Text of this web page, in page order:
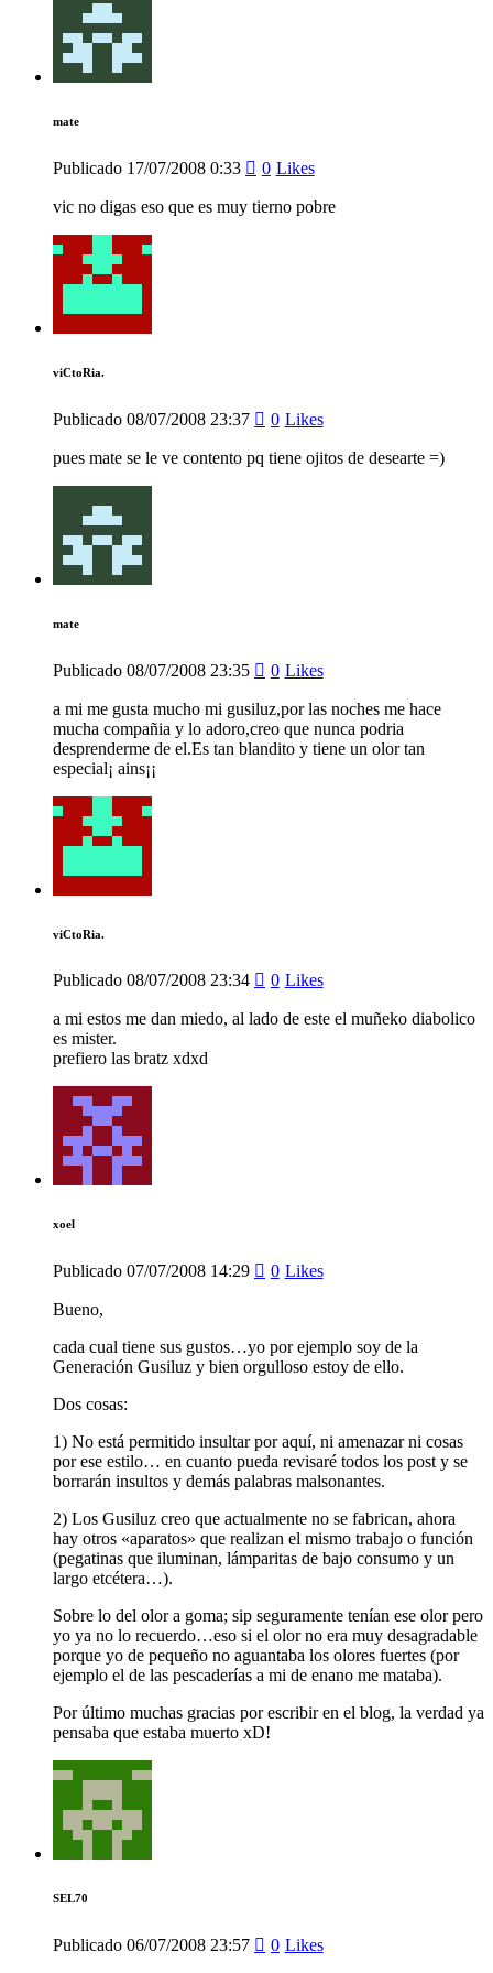
mate
Publicado 17/07/2008 0:33 0 Likes
vic no digas eso que es muy tierno pobre
viCtoRia.
Publicado 08/07/2008 23:37 0 Likes
pues mate se le ve contento pq tiene ojitos de desearte =)
mate
Publicado 08/07/2008 23:35 0 Likes
a mi me gusta mucho mi gusiluz,por las noches me hace
mucha compañia y lo adoro,creo que nunca podria
desprenderme de el.Es tan blandito y tiene un olor tan
especial¡ ains¡¡
viCtoRia.
Publicado 08/07/2008 23:34 0 Likes
a mi estos me dan miedo, al lado de este el muñeko diabolico
es mister.
prefiero las bratz xdxd
xoel
Publicado 07/07/2008 14:29 0 Likes
Bueno,
cada cual tiene sus gustos…yo por ejemplo soy de la
Generación Gusiluz y bien orgulloso estoy de ello.
Dos cosas:
1) No está permitido insultar por aquí, ni amenazar ni cosas
por ese estilo… en cuanto pueda revisaré todos los post y se
borrarán insultos y demás palabras malsonantes.
2) Los Gusiluz creo que actualmente no se fabrican, ahora
hay otros «aparatos» que realizan el mismo trabajo o función
(pegatinas que iluminan, lámparitas de bajo consumo y un
largo etcétera…).
Sobre lo del olor a goma; sip seguramente tenían ese olor pero
yo ya no lo recuerdo…eso si el olor no era muy desagradable
porque yo de pequeño no aguantaba los olores fuertes (por
ejemplo el de las pescaderías a mi de enano me mataba).
Por último muchas gracias por escribir en el blog, la verdad ya
pensaba que estaba muerto xD!
SEL70
Publicado 06/07/2008 23:57 0 Likes